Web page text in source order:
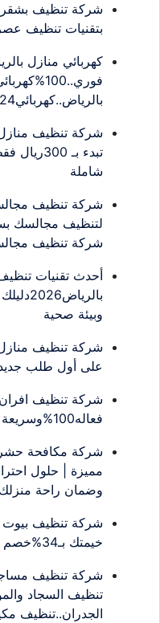
بتقنيات تنظيف عصرية
بالرياض..كهربائي24ساعه/7أيام
شركة تنظيف
تبدء بـ
شاملة
لتنظيف مجالسك
شركة تنظيف
أحدث تقنيات
وبيئة صحية
على أول طلب جديد
شركة تنظيف افران
فعاله100%وسريعة لتنظيف الأفران المتسخة
شركة مكافحة
مميزة | حلول
وضمان راحة منزلك
شركة تنظيف
خيمتك بـ34%خصم وبجودة100%اتصل بنا الان
تنظيف السجاد
الجدران..تنظيف